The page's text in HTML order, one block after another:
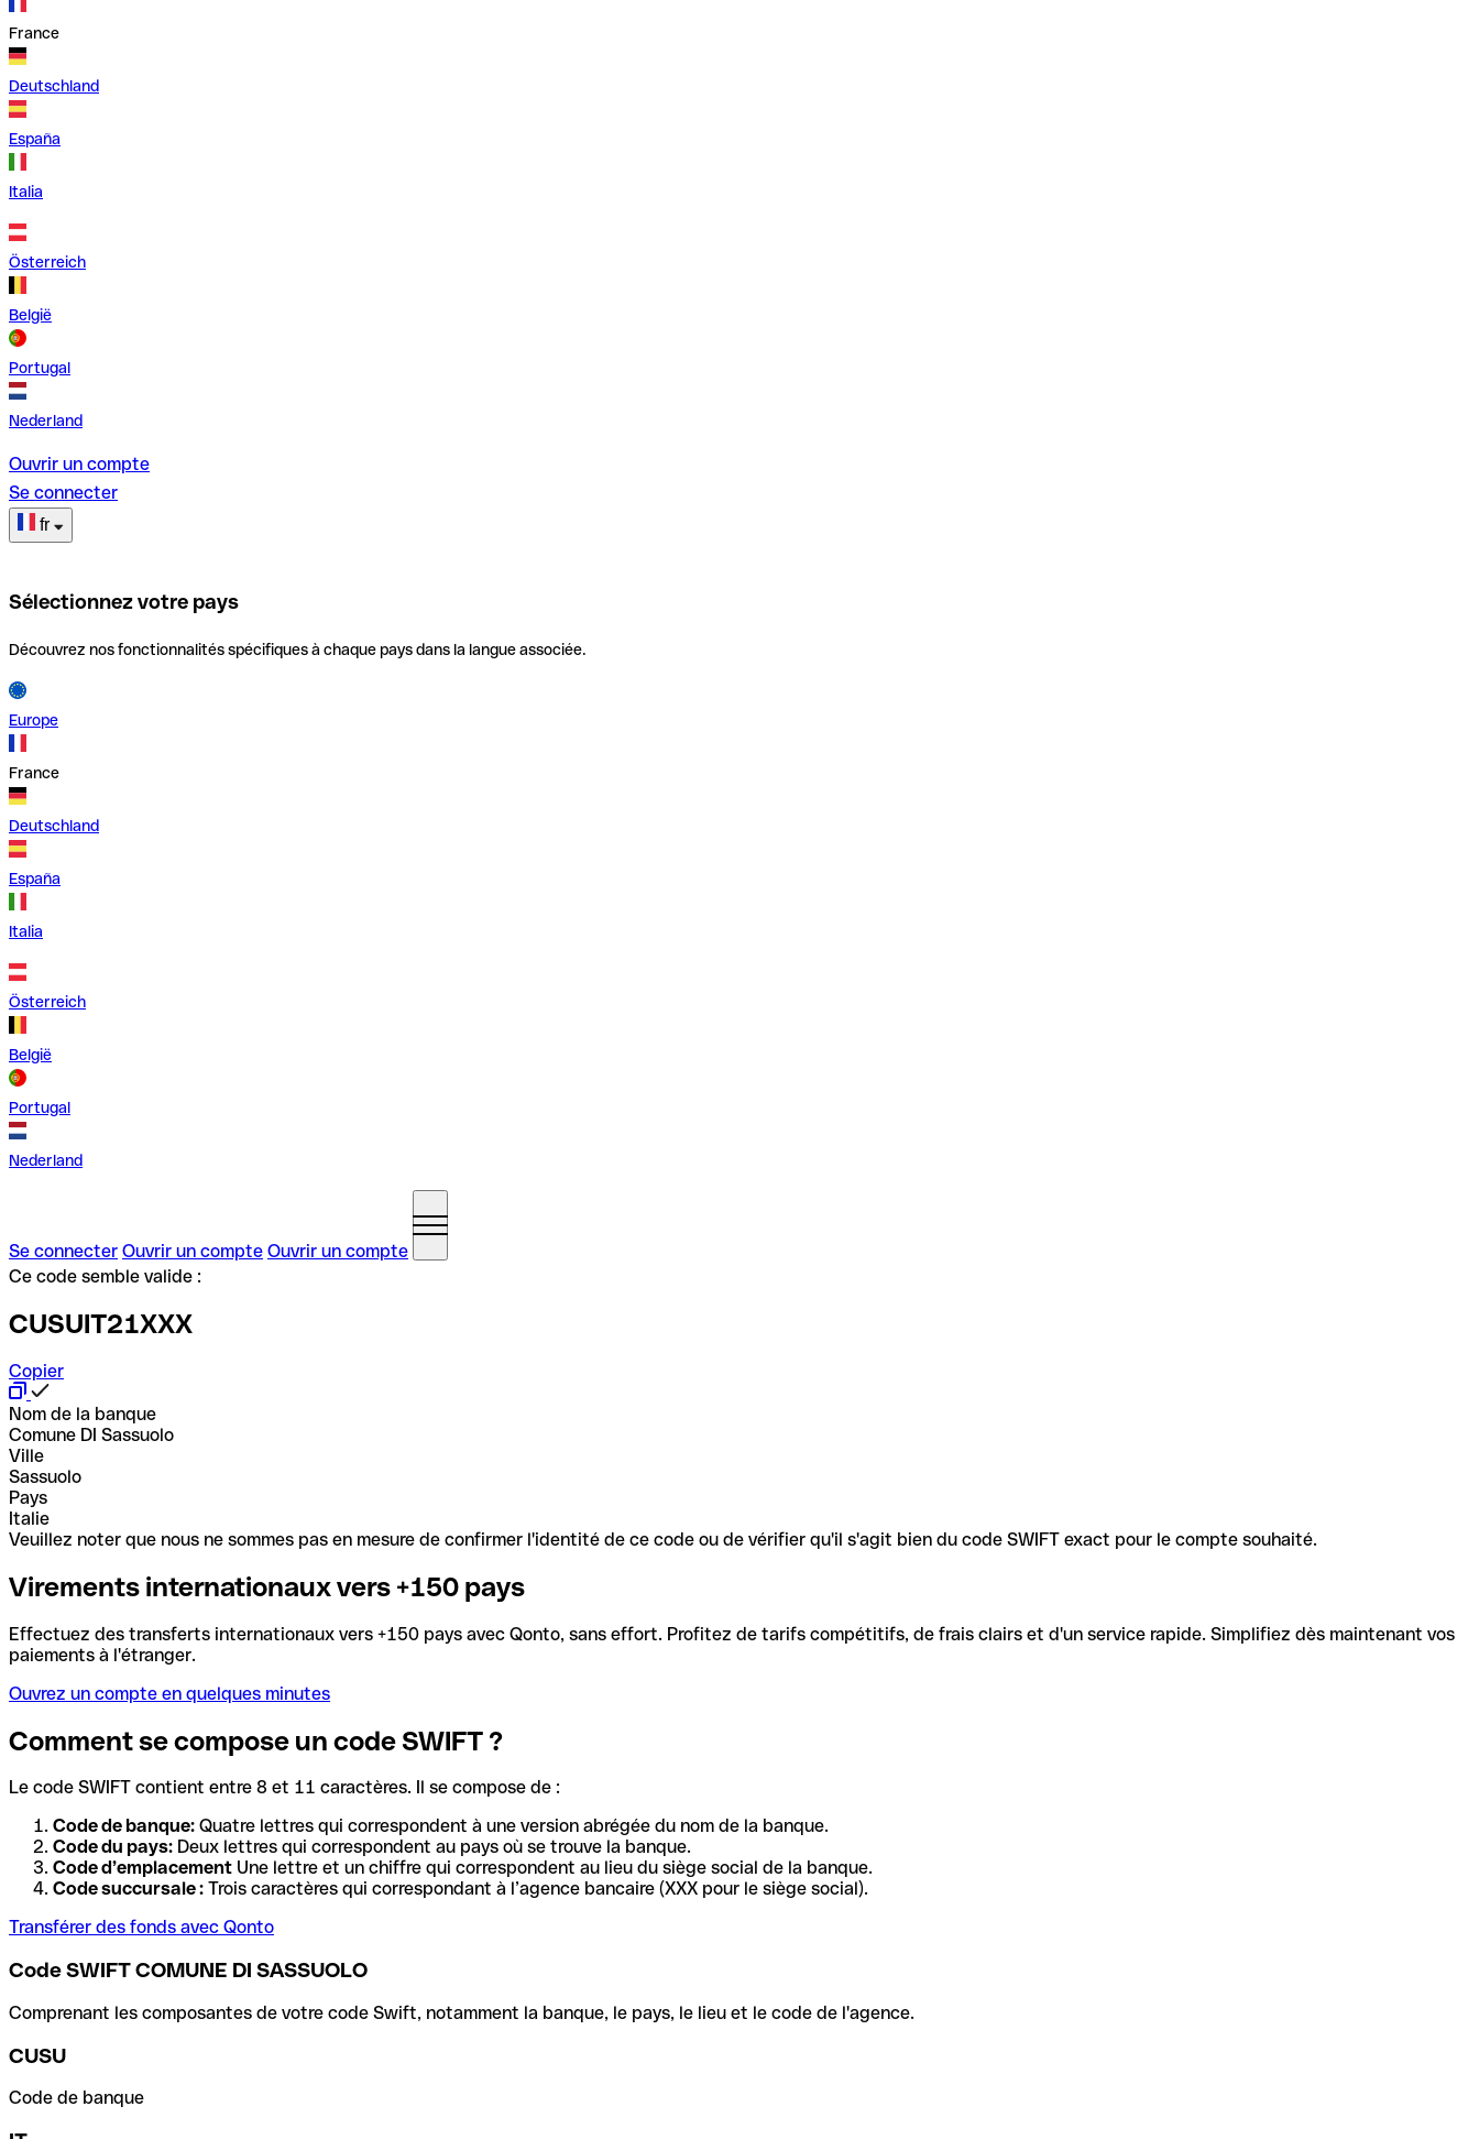
France
Deutschland
España
Italia
Österreich
België
Portugal
Nederland
Ouvrir un compte
Se connecter
fr
Sélectionnez votre pays
Découvrez nos fonctionnalités spécifiques à chaque pays dans la langue associée.
Europe
France
Deutschland
España
Italia
Österreich
België
Portugal
Nederland
Se connecter Ouvrir un compte Ouvrir un compte
Ce code semble valide :
CUSUIT21XXX
Copier
Nom de la banque
Comune DI Sassuolo
Ville
Sassuolo
Pays
Italie
Veuillez noter que nous ne sommes pas en mesure de confirmer l'identité de ce code ou de vérifier qu'il s'agit bien du code SWIFT exact pour le compte souhaité.
Virements internationaux vers +150 pays
Effectuez des transferts internationaux vers +150 pays avec Qonto, sans effort. Profitez de tarifs compétitifs, de frais clairs et d'un service rapide. Simplifiez dès maintenant vos
paiements à l'étranger.
Ouvrez un compte en quelques minutes
Comment se compose un code SWIFT ?
Le code SWIFT contient entre 8 et 11 caractères. Il se compose de :
Code de banque: Quatre lettres qui correspondent à une version abrégée du nom de la banque.
Code du pays: Deux lettres qui correspondent au pays où se trouve la banque.
Code d’emplacement Une lettre et un chiffre qui correspondent au lieu du siège social de la banque.
Code succursale : Trois caractères qui correspondant à l’agence bancaire (XXX pour le siège social).
Transférer des fonds avec Qonto
Code SWIFT COMUNE DI SASSUOLO
Comprenant les composantes de votre code Swift, notamment la banque, le pays, le lieu et le code de l'agence.
CUSU
Code de banque